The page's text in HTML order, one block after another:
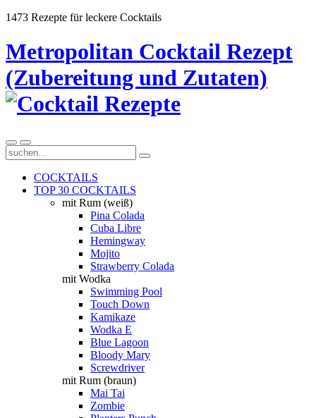
1473 Rezepte für leckere Cocktails
Metropolitan Cocktail Rezept
(Zubereitung und Zutaten)
COCKTAILS
TOP 30 COCKTAILS
mit Rum (weiß)
Pina Colada
Cuba Libre
Hemingway
Mojito
Strawberry Colada
mit Wodka
Swimming Pool
Touch Down
Kamikaze
Wodka E
Blue Lagoon
Bloody Mary
Screwdriver
mit Rum (braun)
Mai Tai
Zombie